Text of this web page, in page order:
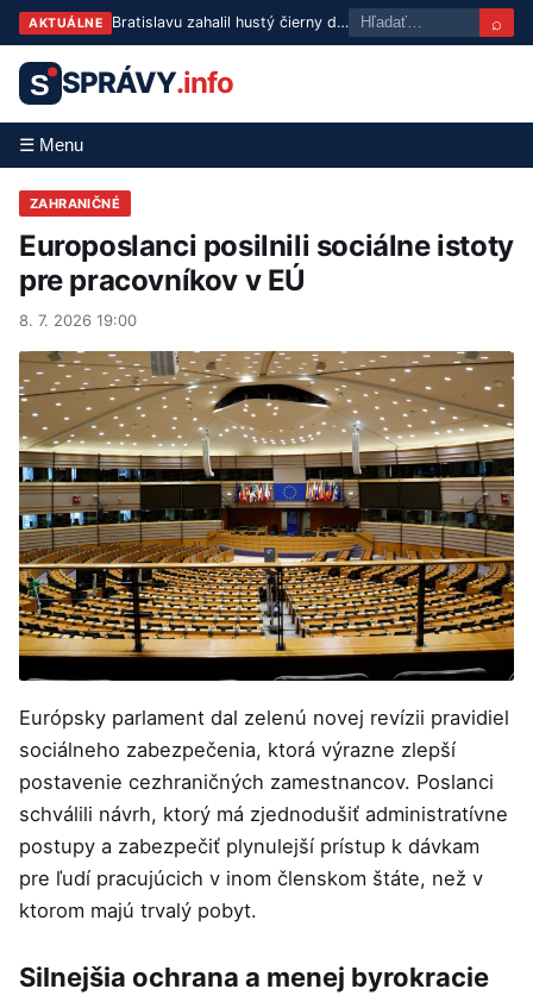
AKTUÁLNE Bratislavu zahalil hustý čierny dym: Hasiči bojujú s rozsiahlym požiarom ⌕
S SPRÁVY.info
☰ Menu
ZAHRANIČNÉ
Europoslanci posilnili sociálne istoty
pre pracovníkov v EÚ
8. 7. 2026 19:00
Európsky parlament dal zelenú novej revízii pravidiel
sociálneho zabezpečenia, ktorá výrazne zlepší
postavenie cezhraničných zamestnancov. Poslanci
schválili návrh, ktorý má zjednodušiť administratívne
postupy a zabezpečiť plynulejší prístup k dávkam
pre ľudí pracujúcich v inom členskom štáte, než v
ktorom majú trvalý pobyt.
Silnejšia ochrana a menej byrokracie